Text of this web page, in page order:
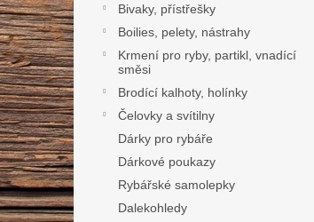
Bivaky, přístřešky
Boilies, pelety, nástrahy
Krmení pro ryby, partikl, vnadící
směsi
Brodící kalhoty, holínky
Čelovky a svítilny
Dárky pro rybáře
Dárkové poukazy
Rybářské samolepky
Dalekohledy